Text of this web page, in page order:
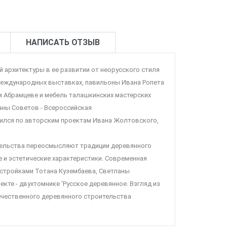
НАПИСАТЬ ОТЗЫВ
в ее развитии от неорусского стиля
выставках, павильоны Ивана Ропета
и мебель талашкинских мастерских
Советов - Всероссийская
по авторским проектам Ивана Жолтовского,
переосмысляют традиции деревянного
эстетические характеристики. Современная
Тотана Кузембаева, Светланы
- двухтомнике 'Русское деревянное. Взгляд из
деревянного строительства